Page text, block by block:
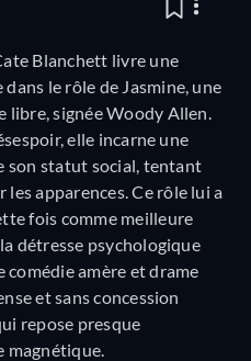
Blanchett livre une
le rôle de Jasmine, une
libre, signée Woody Allen.
elle incarne une
son statut social, tentant
apparences. Ce rôle lui a
fois comme meilleure
détresse psychologique
comédie amère et drame
et sans concession
repose presque
magnétique.